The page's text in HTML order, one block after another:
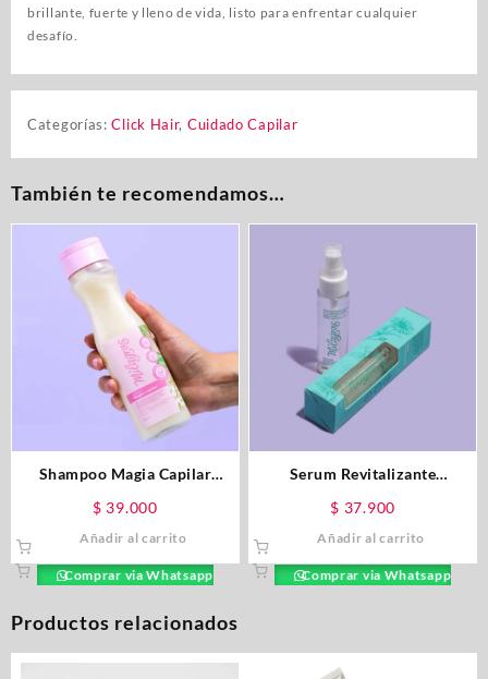
brillante, fuerte y lleno de vida, listo para enfrentar cualquier
desafío.
Categorías:Click Hair, Cuidado Capilar
También te recomendamos…
Shampoo Magia Capilar
$ 39.000
Añadir al carrito
Comprar via Whatsapp
Serum Revitalizante
55ML
$ 37.900
Añadir al carrito
Comprar via Whatsapp
Productos relacionados